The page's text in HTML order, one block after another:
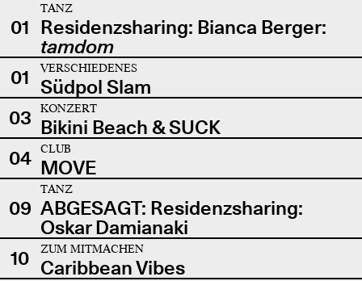
01
TANZ
Residenzsharing: Bianca Berger:
tamdom
01
VERSCHIEDENES
Südpol Slam
03
KONZERT
Bikini Beach & SUCK
04
CLUB
MOVE
09
TANZ
ABGESAGT: Residenzsharing:
Oskar Damianaki
10
ZUM MITMACHEN
Caribbean Vibes